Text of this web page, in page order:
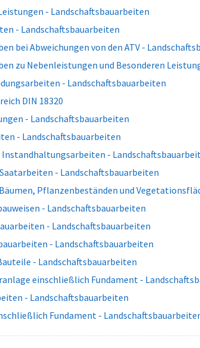
- Landschaftsbauarbeiten
- Landschaftsbauarbeiten
bei Abweichungen von den ATV -
zu Nebenleistungen und Besonderen
- Landschaftsbauarbeiten
DIN 18320
- Landschaftsbauarbeiten
- Landschaftsbauarbeiten
Instandhaltungsarbeiten -
- Landschaftsbauarbeiten
Pflanzenbeständen und
- Landschaftsbauarbeiten
- Landschaftsbauarbeiten
- Landschaftsbauarbeiten
- Landschaftsbauarbeiten
einschließlich Fundament -
- Landschaftsbauarbeiten
Fundament -